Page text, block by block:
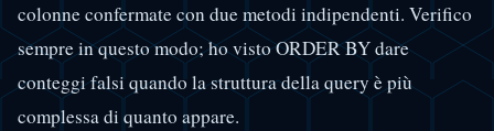
colonne confermate con due metodi indipendenti. Verifico
sempre in questo modo; ho visto ORDER BY dare
conteggi falsi quando la struttura della query è più
complessa di quanto appare.